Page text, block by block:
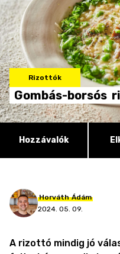
Rizottók
Gombás-borsós
Hozzávalók
Horváth Ádám
2024. 05. 09.
A rizottó mindig jó